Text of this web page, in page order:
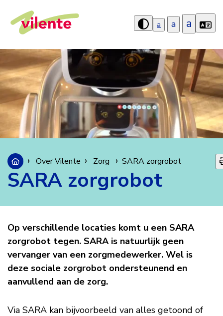
Hoog
aanzetten
a a a
Over Vilente ZorgtechnologieSARA zorgrobot
SARA zorgrobot
SARA
zorgrobot
Op verschillende locaties komt u een SARA
zorgrobot tegen. SARA is natuurlijk geen
vervanger van een zorgmedewerker. Wel is
deze sociale zorgrobot ondersteunend en
aanvullend aan de zorg.
Via SARA kan bijvoorbeeld van alles getoond of